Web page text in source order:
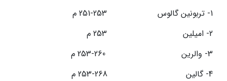
1- تربونین گالوس 253-251 م
2- امیلین 253 م
3- والرین 260-253 م
4- گالین 268-253 م